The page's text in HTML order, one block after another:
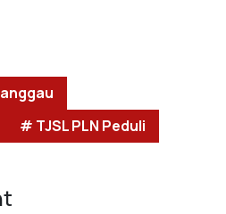
# TJSL PLN Peduli